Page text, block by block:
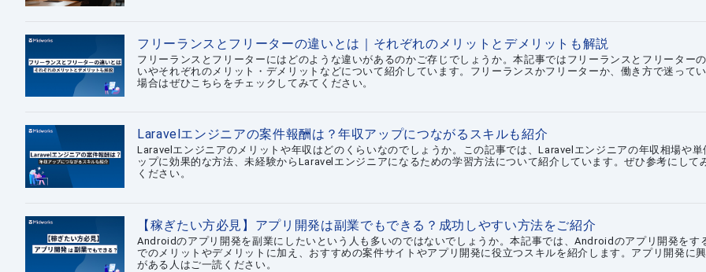
フリーランスとフリーターの違いとは｜それぞれのメリットとデメリットも解説
フリーランスとフリーターにはどのような違いがあるのかご存じでしょうか。本記事ではフリーランスとフリーター
いやそれぞれのメリット・デメリットなどについて紹介しています。フリーランスかフリーターか、働き方で迷って
場合はぜひこちらをチェックしてみてください。
Laravelエンジニアの案件報酬は？年収アップにつながるスキルも紹介
Laravelエンジニアのメリットや年収はどのくらいなのでしょうか。この記事では、Laravelエンジニアの年収相場や単
ップに効果的な方法、未経験からLaravelエンジニアになるための学習方法について紹介しています。ぜひ参考にして
ください。
【稼ぎたい方必見】アプリ開発は副業でもできる？成功しやすい方法をご紹介
Androidのアプリ開発を副業にしたいという人も多いのではないでしょうか。本記事では、Androidのアプリ開発をす
でのメリットやデメリットに加え、おすすめの案件サイトやアプリ開発に役立つスキルを紹介します。アプリ開発に
がある人はご一読ください。